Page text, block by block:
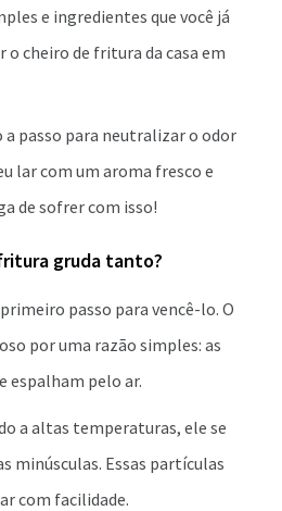
e ingredientes que você já
cheiro de fritura da casa em
passo para neutralizar o odor
lar com um aroma fresco e
de sofrer com isso!
gruda tanto?
passo para vencê-lo. O
por uma razão simples: as
espalham pelo ar.
a altas temperaturas, ele se
minúsculas. Essas partículas
com facilidade.